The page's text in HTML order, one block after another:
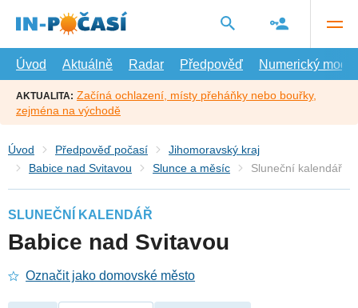
hlavní
Úvod
Aktuálně Radar Předpověď Numerický model
AKTUALITA: Začíná ochlazení, místy přeháňky nebo bouřky,
zejména na východě
Úvod Předpověď počasí
Jihomoravský kraj
Babice nad Svitavou
Slunce a měsíc Sluneční kalendář
SLUNEČNÍ KALENDÁŘ
Babice nad Svitavou
Označit jako domovské město